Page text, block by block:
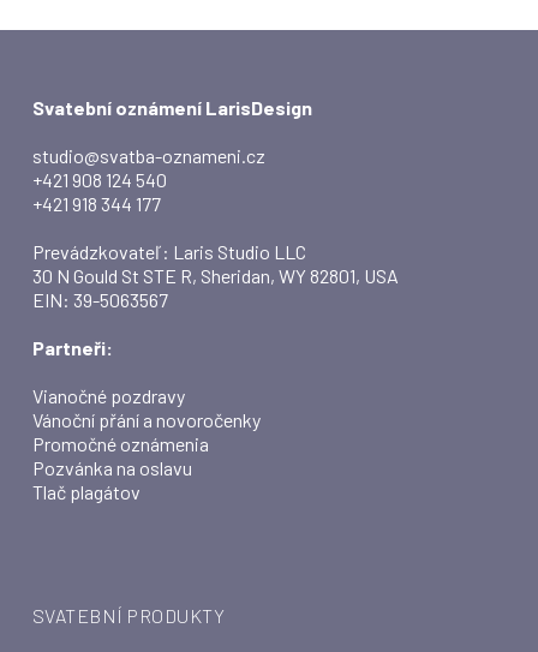
Svatební oznámení LarisDesign
studio@svatba-oznameni.cz
+421 908 124 540
+421 918 344 177
Prevádzkovateľ: Laris Studio LLC
30 N Gould St STE R, Sheridan, WY 82801, USA
EIN: 39-5063567
Partneři:
Vianočné pozdravy
Vánoční přání a novoročenky
Promočné oznámenia
Pozvánka na oslavu
Tlač plagátov
SVATEBNÍ PRODUKTY